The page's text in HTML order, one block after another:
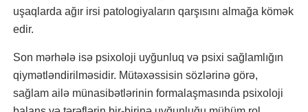
uşaqlarda ağır irsi patologiyaların qarşısını almağa kömək
edir.
Son mərhələ isə psixoloji uyğunluq və psixi sağlamlığın
qiymətləndirilməsidir. Mütəxəssisin sözlərinə görə,
sağlam ailə münasibətlərinin formalaşmasında psixoloji